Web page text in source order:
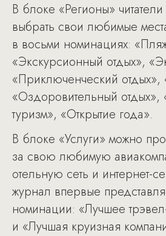
В блоке «Регионы»
выбрать свои любимые
в восьми номинациях:
«Экскурсионный отдых»,
«Приключенческий отдых»,
«Оздоровительный отдых»,
туризм», «Открытие года».
В блоке «Услуги» можно
за свою любимую
отельную сеть и интернет-
журнал впервые
номинации: «Лучшее
и «Лучшая круизная